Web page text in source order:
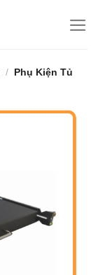
/ Phụ Kiện Tủ